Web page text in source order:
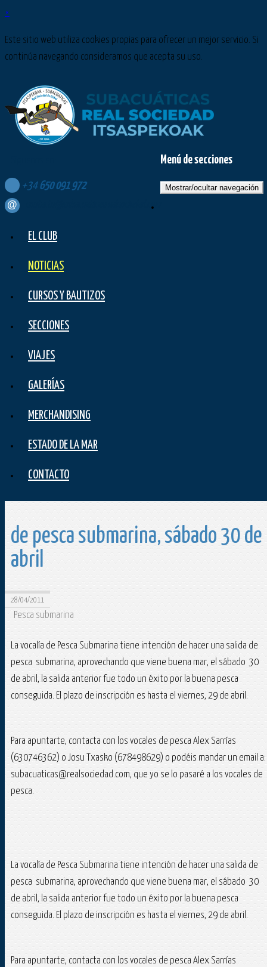
×
Este sitio web utiliza cookies propias para ofrecer un mejor servicio. Si
continúa navegando consideramos que acepta su uso.
+34 650 091 972
contacto@subacuaticasrealsociedad.com
Menú de secciones
Mostrar/ocultar navegación
EL CLUB
NOTICIAS
CURSOS Y BAUTIZOS
SECCIONES
VIAJES
GALERÍAS
MERCHANDISING
ESTADO DE LA MAR
CONTACTO
de pesca submarina, sábado 30 de
abril
28/04/2011
Pesca submarina
La vocalía de Pesca Submarina tiene intención de hacer una salida de
pesca submarina, aprovechando que viene buena mar, el sábado 30
de abril, la salida anterior fue todo un éxito por la buena pesca
conseguida. El plazo de inscripción es hasta el viernes, 29 de abril.
Para apuntarte, contacta con los vocales de pesca Alex Sarrías
(630746362) o Josu Txasko (678498629) o podéis mandar un email a:
subacuaticas@realsociedad.com, que yo se lo pasaré a los vocales de
pesca.
La vocalía de Pesca Submarina tiene intención de hacer una salida de
pesca submarina, aprovechando que viene buena mar, el sábado 30
de abril, la salida anterior fue todo un éxito por la buena pesca
conseguida. El plazo de inscripción es hasta el viernes, 29 de abril.
Para apuntarte, contacta con los vocales de pesca Alex Sarrías